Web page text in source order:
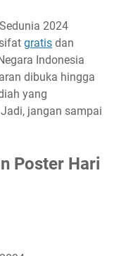
2024
gratis dan
Indonesia
dibuka hingga
yang
jangan sampai
Poster Hari